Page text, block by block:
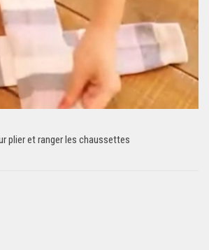
plier et ranger les chaussettes